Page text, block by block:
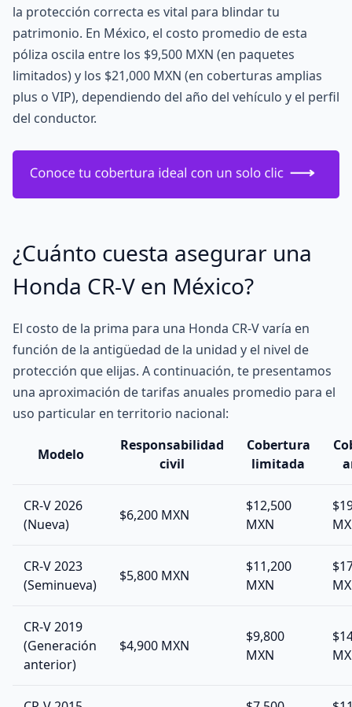
la protección correcta es vital para blindar tu
patrimonio. En México, el costo promedio de esta
póliza oscila entre los $9,500 MXN (en paquetes
limitados) y los $21,000 MXN (en coberturas amplias
plus o VIP), dependiendo del año del vehículo y el perfil
del conductor.
¿Cuánto cuesta asegurar una
Honda CR-V en México?
El costo de la prima para una Honda CR-V varía en
función de la antigüedad de la unidad y el nivel de
protección que elijas. A continuación, te presentamos
una aproximación de tarifas anuales promedio para el
uso particular en territorio nacional:
Modelo
Responsabilidad
civil
Cobertura
limitada
CR-V 2026
(Nueva)
$6,200 MXN
$12,500
MXN
CR-V 2023
(Seminueva)
$5,800 MXN
$11,200
MXN
CR-V 2019
(Generación
anterior)
$4,900 MXN
$9,800
MXN